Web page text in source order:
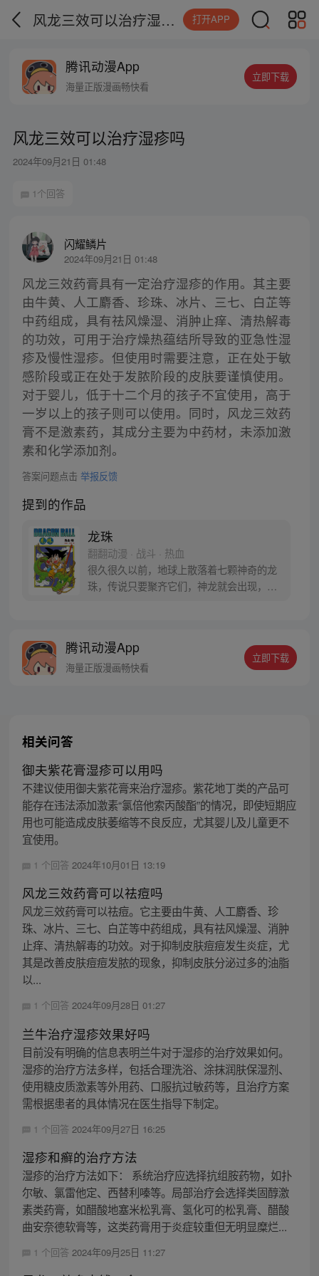
风龙三效可以治疗湿疹吗 打开APP
腾讯动漫App
海量正版漫画畅快看
立即下载
风龙三效可以治疗湿疹吗
2024年09月21日 01:48
1个回答
闪耀鳞片
2024年09月21日 01:48
风龙三效药膏具有一定治疗湿疹的作用。其主要
由牛黄、人工麝香、珍珠、冰片、三七、白芷等
中药组成，具有祛风燥湿、消肿止痒、清热解毒
的功效，可用于治疗燥热蕴结所导致的亚急性湿
疹及慢性湿疹。但使用时需要注意，正在处于敏
感阶段或正在处于发脓阶段的皮肤要谨慎使用。
对于婴儿，低于十二个月的孩子不宜使用，高于
一岁以上的孩子则可以使用。同时，风龙三效药
膏不是激素药，其成分主要为中药材，未添加激
素和化学添加剂。
答案问题点击 举报反馈
提到的作品
龙珠
翻翻动漫 · 战斗 · 热血
很久很久以前，地球上散落着七颗神奇的龙
珠，传说只要聚齐它们，神龙就会出现，并
腾讯动漫App
海量正版漫画畅快看
立即下载
相关问答
御夫紫花膏湿疹可以用吗
不建议使用御夫紫花膏来治疗湿疹。紫花地丁类的产品可
能存在违法添加激素“氯倍他索丙酸酯”的情况，即使短期应
用也可能造成皮肤萎缩等不良反应，尤其婴儿及儿童更不
宜使用。
1 个回答 2024年10月01日 13:19
风龙三效药膏可以祛痘吗
风龙三效药膏可以祛痘。它主要由牛黄、人工麝香、珍
珠、冰片、三七、白芷等中药组成，具有祛风燥湿、消肿
止痒、清热解毒的功效。对于抑制皮肤痘痘发生炎症，尤
其是改善皮肤痘痘发脓的现象，抑制皮肤分泌过多的油脂
以...
1 个回答 2024年09月28日 01:27
兰牛治疗湿疹效果好吗
目前没有明确的信息表明兰牛对于湿疹的治疗效果如何。
湿疹的治疗方法多样，包括合理洗浴、涂抹润肤保湿剂、
使用糖皮质激素等外用药、口服抗过敏药等，且治疗方案
需根据患者的具体情况在医生指导下制定。
1 个回答 2024年09月27日 16:25
湿疹和癣的治疗方法
湿疹的治疗方法如下： 系统治疗应选择抗组胺药物，如扑
尔敏、氯雷他定、西替利嗪等。局部治疗会选择类固醇激
素类药膏，如醋酸地塞米松乳膏、氢化可的松乳膏、醋酸
曲安奈德软膏等，这类药膏用于炎症较重但无明显糜烂...
1 个回答 2024年09月25日 11:27